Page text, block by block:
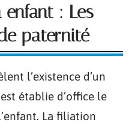
enfant : Les
paternité
l’existence d’un
établie d’office le
La filiation